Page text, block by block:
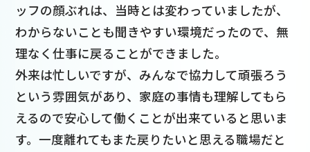
ッフの顔ぶれは、当時とは変わっていましたが、
わからないことも聞きやすい環境だったので、無
理なく仕事に戻ることができました。
外来は忙しいですが、みんなで協力して頑張ろう
という雰囲気があり、家庭の事情も理解してもら
えるので安心して働くことが出来ていると思いま
す。一度離れてもまた戻りたいと思える職場だと